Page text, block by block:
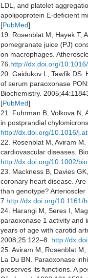
LDL, and platelet
apolipoprotein E-deficient
[PubMed]
19. Rosenblat M, Hayek T,
pomegranate juice (PJ)
on macrophages.
76. http://dx.doi.org/
20. Gaidukov L, Tawfik DS.
of serum paraoxonase
Biochemistry. 2005;44
[PubMed]
21. Fuhrman B, Volkova N,
in postprandial
http://dx.doi.org/10.1016/
22. Rosenblat M, Aviram
cardiovascular diseases.
http://dx.doi.org/10.1002/
23. Mackness B, Davies
coronary heart disease.
than genotype?
7. http://dx.doi.org/10.1161/
24. Harangi M, Seres I,
paraoxonase 1 activity and
years of age with carotid
2008;25:122–8. http://
25. Aviram M, Rosenblat
La Du BN. Paraoxonase
preserves its functions. A